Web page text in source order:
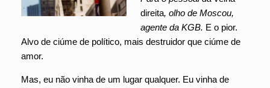
direita, olho de Moscou,
agente da KGB. E o pior.
Alvo de ciúme de político, mais destruidor que ciúme de
amor.
Mas, eu não vinha de um lugar qualquer. Eu vinha de